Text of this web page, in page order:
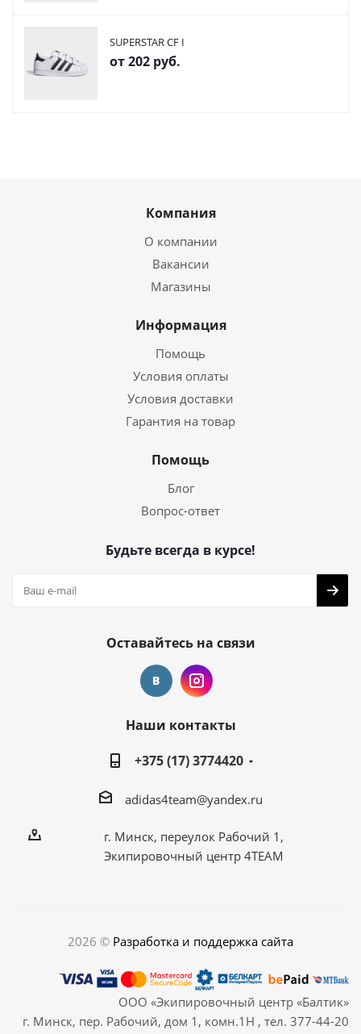
SUPERSTAR CF I
от202 руб.
Компания
О компании
Вакансии
Магазины
Информация
Помощь
Условия оплаты
Условия доставки
Гарантия на товар
Помощь
Блог
Вопрос-ответ
Будьте всегда в курсе!
Оставайтесь на связи
Наши контакты
+375 (17) 3774420
adidas4team@yandex.ru
г. Минск, переулок Рабочий 1,
Экипировочный центр 4TEAM
2026 © Разработка и поддержка сайта
ООО «Экипировочный центр «Балтик»
г. Минск, пер. Рабочий, дом 1, комн.1Н , тел. 377-44-20